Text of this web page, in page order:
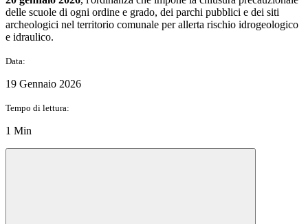
delle scuole di ogni ordine e grado, dei parchi pubblici e dei siti
archeologici nel territorio comunale per allerta rischio idrogeologico
e idraulico.
Data:
19 Gennaio 2026
Tempo di lettura:
1 Min